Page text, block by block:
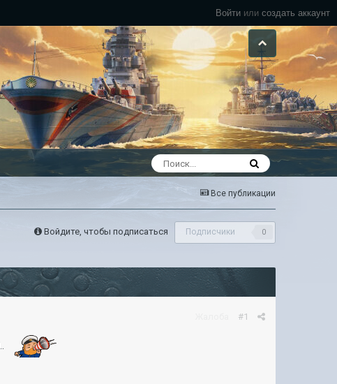
Войти или создать аккаунт
Все публикации
Войдите, чтобы подписаться Подписчики 0
#1